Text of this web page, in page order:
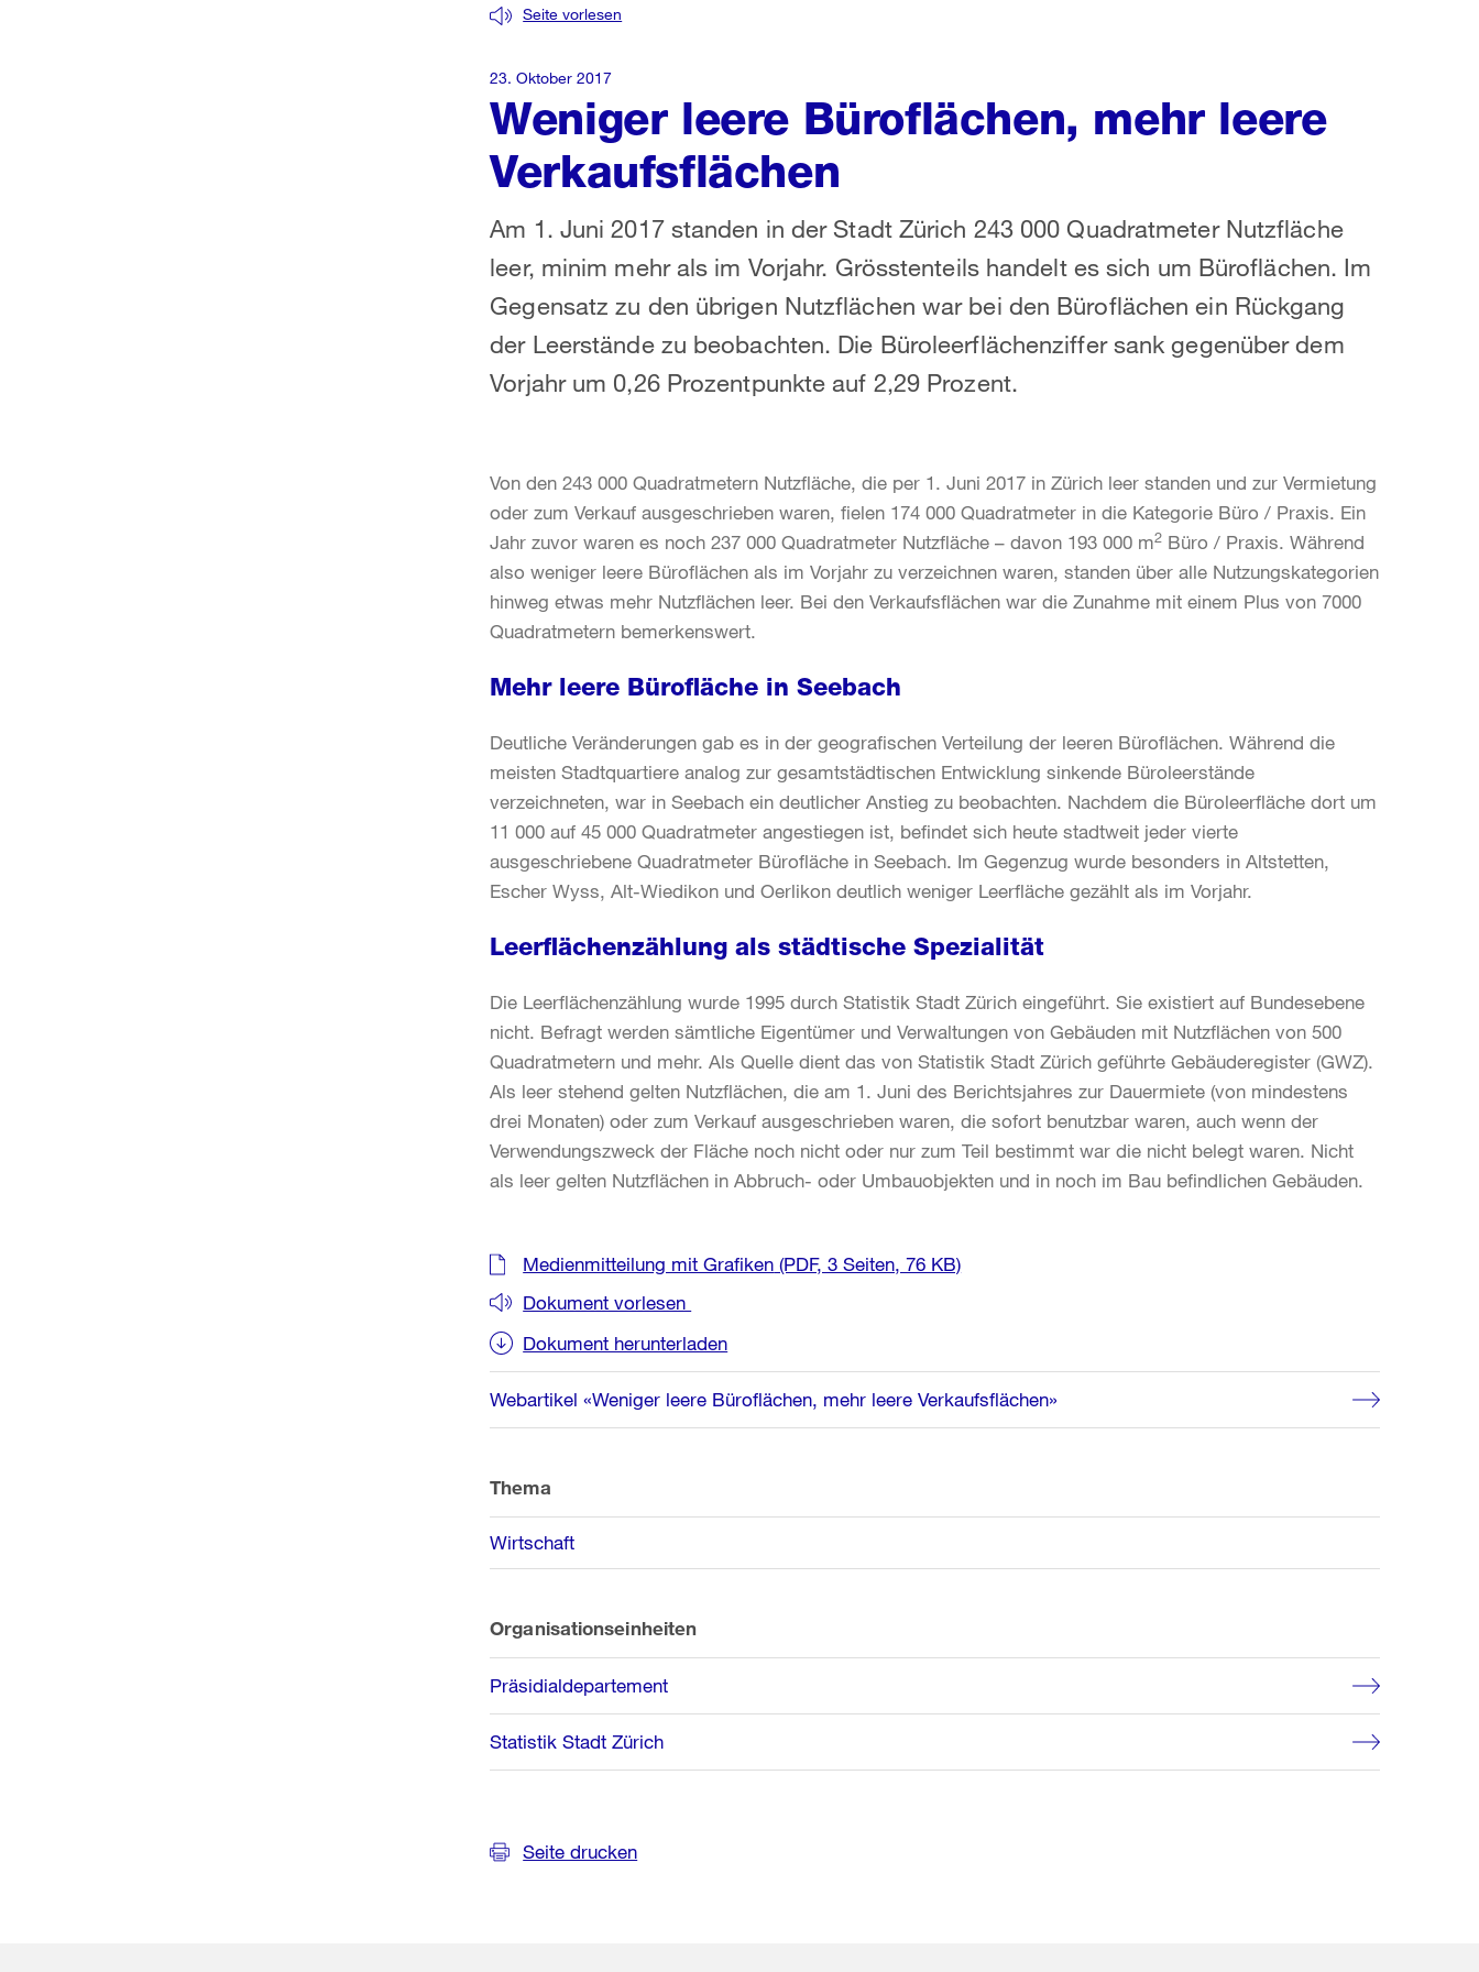
Weniger leere Büroflächen, mehr leere
Verkaufsflächen
Seite vorlesen
Am 1. Juni 2017 standen in der Stadt Zürich 243 000 Quadratmeter Nutzfläche
leer, minim mehr als im Vorjahr. Grösstenteils handelt es sich um Büroflächen. Im
Gegensatz zu den übrigen Nutzflächen war bei den Büroflächen ein Rückgang
der Leerstände zu beobachten. Die Büroleerflächenziffer sank gegenüber dem
Vorjahr um 0,26 Prozentpunkte auf 2,29 Prozent.
23. Oktober 2017
Von den 243 000 Quadratmetern Nutzfläche, die per 1. Juni 2017 in Zürich leer standen und zur Vermietung
oder zum Verkauf ausgeschrieben waren, fielen 174 000 Quadratmeter in die Kategorie Büro / Praxis. Ein
Jahr zuvor waren es noch 237 000 Quadratmeter Nutzfläche – davon 193 000 m2 Büro / Praxis. Während
also weniger leere Büroflächen als im Vorjahr zu verzeichnen waren, standen über alle Nutzungskategorien
hinweg etwas mehr Nutzflächen leer. Bei den Verkaufsflächen war die Zunahme mit einem Plus von 7000
Quadratmetern bemerkenswert.
Mehr leere Bürofläche in Seebach
Deutliche Veränderungen gab es in der geografischen Verteilung der leeren Büroflächen. Während die
meisten Stadtquartiere analog zur gesamtstädtischen Entwicklung sinkende Büroleerstände
verzeichneten, war in Seebach ein deutlicher Anstieg zu beobachten. Nachdem die Büroleerfläche dort um
11 000 auf 45 000 Quadratmeter angestiegen ist, befindet sich heute stadtweit jeder vierte
ausgeschriebene Quadratmeter Bürofläche in Seebach. Im Gegenzug wurde besonders in Altstetten,
Escher Wyss, Alt-Wiedikon und Oerlikon deutlich weniger Leerfläche gezählt als im Vorjahr.
Leerflächenzählung als städtische Spezialität
Die Leerflächenzählung wurde 1995 durch Statistik Stadt Zürich eingeführt. Sie existiert auf Bundesebene
nicht. Befragt werden sämtliche Eigentümer und Verwaltungen von Gebäuden mit Nutzflächen von 500
Quadratmetern und mehr. Als Quelle dient das von Statistik Stadt Zürich geführte Gebäuderegister (GWZ).
Als leer stehend gelten Nutzflächen, die am 1. Juni des Berichtsjahres zur Dauermiete (von mindestens
drei Monaten) oder zum Verkauf ausgeschrieben waren, die sofort benutzbar waren, auch wenn der
Verwendungszweck der Fläche noch nicht oder nur zum Teil bestimmt war die nicht belegt waren. Nicht
als leer gelten Nutzflächen in Abbruch- oder Umbauobjekten und in noch im Bau befindlichen Gebäuden.
Weitere
Informationen
Medienmitteilung mit Grafiken (PDF, 3 Seiten, 76 KB)
Dokument vorlesen
Dokument herunterladen
Webartikel «Weniger leere Büroflächen, mehr leere Verkaufsflächen»
Thema
Wirtschaft
Organisationseinheiten
Präsidialdepartement
Statistik Stadt Zürich
Seite drucken